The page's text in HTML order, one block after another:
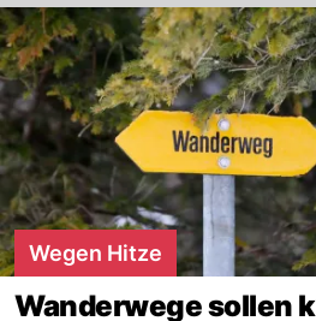
Wegen Hitze
Wanderwege sollen